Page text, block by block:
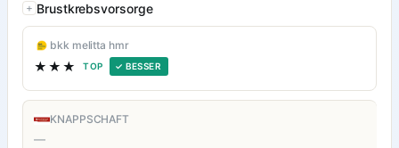
Brustkrebsvorsorge
bkk melitta hmr
★★★ TOP ✓ BESSER
KNAPPSCHAFT
—